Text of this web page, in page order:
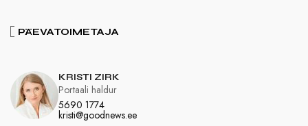
PÄEVATOIMETAJA
KRISTI ZIRK
5690 1774
kristi@goodnews.ee
Portaali haldur